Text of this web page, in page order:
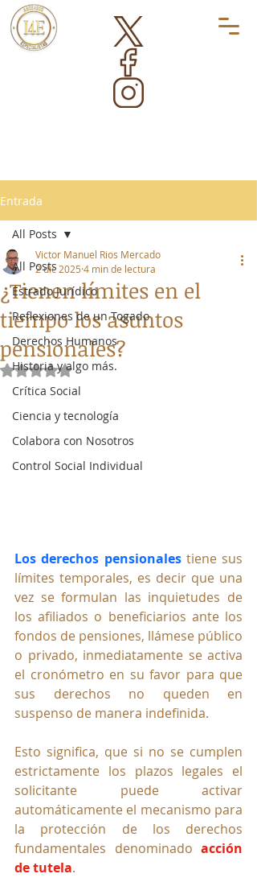
Entrada
All Posts
Estrado Jurídico
Reflexiones de un Togado
Derechos Humanos
Historia y algo más.
Crítica Social
Ciencia y tecnología
Colabora con Nosotros
Control Social Individual
All Posts
¿Tienen límites en el
tiempo los asuntos
pensionales?
Victor Manuel Rios Mercado
2 dic 2025 4 min de lectura
Obtuvo NaN de 5 estrellas.
Los derechos pensionales tiene sus
límites temporales, es decir que una
vez se formulan las inquietudes de
los afiliados o beneficiarios ante los
fondos de pensiones, llámese público
o privado, inmediatamente se activa
el cronómetro en su favor para que
sus derechos no queden en
suspenso de manera indefinida.
Esto significa, que si no se cumplen
estrictamente los plazos legales el
solicitante puede activar
automáticamente el mecanismo para
la protección de los derechos
fundamentales denominado acción
de tutela.